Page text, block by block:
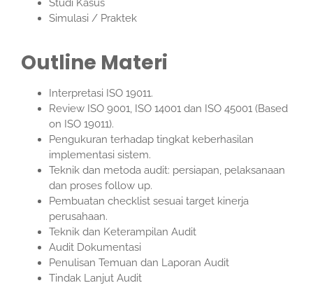
Studi Kasus
Simulasi / Praktek
Outline Materi
Interpretasi ISO 19011.
Review ISO 9001, ISO 14001 dan ISO 45001 (Based
on ISO 19011).
Pengukuran terhadap tingkat keberhasilan
implementasi sistem.
Teknik dan metoda audit: persiapan, pelaksanaan
dan proses follow up.
Pembuatan checklist sesuai target kinerja
perusahaan.
Teknik dan Keterampilan Audit
Audit Dokumentasi
Penulisan Temuan dan Laporan Audit
Tindak Lanjut Audit